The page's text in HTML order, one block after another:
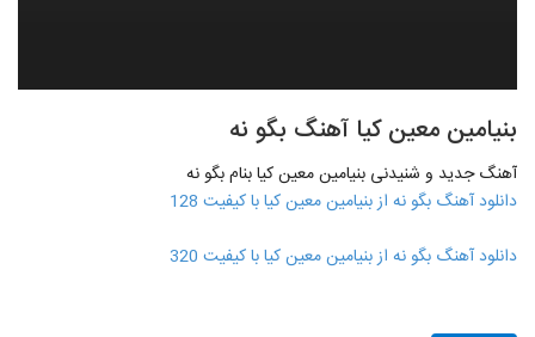
بنیامین معین کیا آهنگ بگو نه
آهنگ جدید و شنیدنی بنیامین معین کیا بنام بگو نه
دانلود آهنگ بگو نه از بنیامین معین کیا با کیفیت 128
دانلود آهنگ بگو نه از بنیامین معین کیا با کیفیت 320